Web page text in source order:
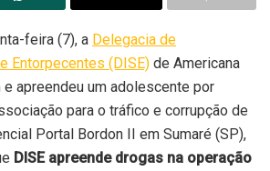
feira (7), a Delegacia de
Entorpecentes (DISE) de Americana
e apreendeu um adolescente por
para o tráfico e corrupção de
Portal Bordon II em Sumaré (SP),
DISE apreende drogas na operação